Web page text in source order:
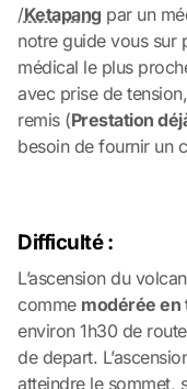
/Ketapang par un
notre guide vous sur
médical le plus
avec prise de
remis (Prestation
besoin de fournir un
Difficulté :
L’ascension du
comme modérée en
environ 1h30 de
de depart.
atteindre le sommet,